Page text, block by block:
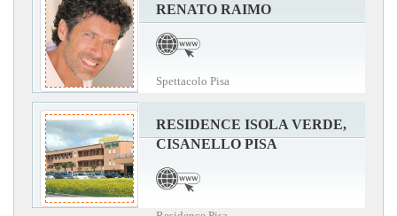
RENATO RAIMO
Spettacolo Pisa
RESIDENCE ISOLA VERDE,
CISANELLO PISA